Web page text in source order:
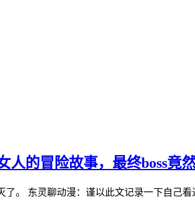
的冒险故事，最终boss竟
。 东灵聊动漫：谨以此文记录一下自己